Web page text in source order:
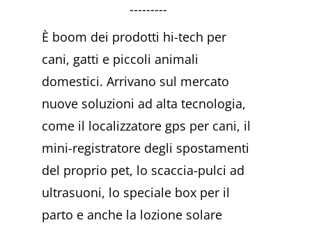
---------
È boom dei prodotti hi-tech per
cani, gatti e piccoli animali
domestici. Arrivano sul mercato
nuove soluzioni ad alta tecnologia,
come il localizzatore gps per cani, il
mini-registratore degli spostamenti
del proprio pet, lo scaccia-pulci ad
ultrasuoni, lo speciale box per il
parto e anche la lozione solare